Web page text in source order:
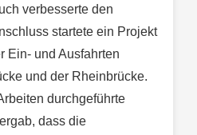
verbesserte den
startete ein Projekt
Ein- und Ausfahrten
und der Rheinbrücke.
durchgeführte
dass die